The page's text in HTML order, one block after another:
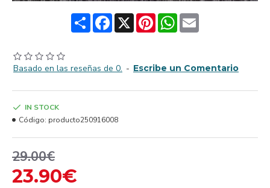
ShareFacebook
X PinterestWhatsApp
Email
Basado en las reseñas de 0. - Escribe un Comentario
23.90€
29.00€
IN STOCK
Código: producto250916008